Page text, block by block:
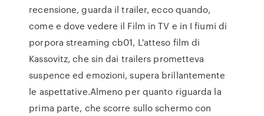
recensione, guarda il trailer, ecco quando,
come e dove vedere il Film in TV e in I fiumi di
porpora streaming cb01, L'atteso film di
Kassovitz, che sin dai trailers prometteva
suspence ed emozioni, supera brillantemente
le aspettative.Almeno per quanto riguarda la
prima parte, che scorre sullo schermo con